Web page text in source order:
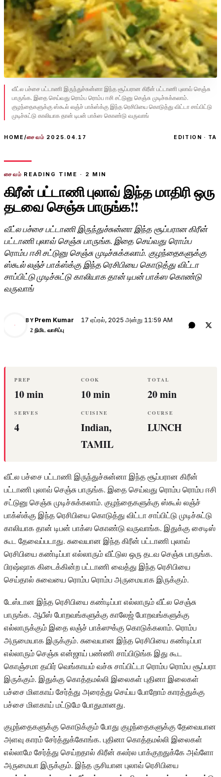
வீட்ல பச்சை பட்டாணி இருந்துச்சுன்னா இந்த சூப்பரான கிரீன் பட்டாணி புலாவ் செஞ்சு
பாருங்க. இதை செய்வது ரொம்ப ரொம்ப ஈசி சட்டுனு செஞ்சு முடிச்சுக்கலாம்.
குழந்தைகளுக்கு ஸ்கூல் லஞ்ச் பாக்ஸ்க்கு இந்த ரெசிபியை கொடுத்து விட்டா சாப்பிட்டு
முடிச்சுட்டு காலியாக தான் டிபன் பாக்ஸ கொண்டு வருவாங்
HOME/சைவம் 2025.04.17 EDITION · TA
சைவம் READING TIME · 2 MIN
கிரீன் பட்டாணி புலாவ் இந்த மாதிரி ஒரு
தடவை செஞ்சு பாருங்க!!
வீட்ல பச்சை பட்டாணி இருந்துச்சுன்னா இந்த சூப்பரான கிரீன்
பட்டாணி புலாவ் செஞ்சு பாருங்க. இதை செய்வது ரொம்ப
ரொம்ப ஈசி சட்டுனு செஞ்சு முடிச்சுக்கலாம். குழந்தைகளுக்கு
ஸ்கூல் லஞ்ச் பாக்ஸ்க்கு இந்த ரெசிபியை கொடுத்து விட்டா
சாப்பிட்டு முடிச்சுட்டு காலியாக தான் டிபன் பாக்ஸ கொண்டு
வருவாங்
PK
BY Prem Kumar 17 ஏப்ரல், 2025 அன்று 11:59 AM
2 நிமிட வாசிப்பு
PREP
10 min
COOK
10 min
TOTAL
20 min
SERVES
4
CUISINE
Indian,
TAMIL
COURSE
LUNCH
வீட்ல பச்சை பட்டாணி இருந்துச்சுன்னா இந்த சூப்பரான கிரீன்
பட்டாணி புலாவ் செஞ்சு பாருங்க. இதை செய்வது ரொம்ப ரொம்ப ஈசி
சட்டுனு செஞ்சு முடிச்சுக்கலாம். குழந்தைகளுக்கு ஸ்கூல் லஞ்ச்
பாக்ஸ்க்கு இந்த ரெசிபியை கொடுத்து விட்டா சாப்பிட்டு முடிச்சுட்டு
காலியாக தான் டிபன் பாக்ஸ கொண்டு வருவாங்க. இதுக்கு சைடிஸ்
கூட தேவைப்படாது. சுவையான இந்த கிரீன் பட்டாணி புலாவ்
ரெசிபியை கண்டிப்பா எல்லாரும் வீட்டுல ஒரு தடவ செஞ்சு பாருங்க.
பிரஷ்ஷாக கிடைக்கின்ற பட்டாணி வைத்து இந்த ரெசிபியை
செய்தால் சுவையை ரொம்ப ரொம்ப அருமையாக இருக்கும்.
டேஸ்டான இந்த ரெசிபியை கண்டிப்பா எல்லாரும் வீட்ல செஞ்சு
பாருங்க. ஆபீஸ் போறவங்களுக்கு காலேஜ் போறவங்களுக்கு
எல்லாருக்கும் இதை லஞ்ச் பாக்ஸுக்கு கொடுக்கலாம். ரொம்ப
அருமையாக இருக்கும். சுவையான இந்த ரெசிபியை கண்டிப்பா
எல்லாரும் செஞ்சு என்ஜாய் பண்ணி சாப்பிடுங்க இது கூட
கொஞ்சமா தயிர் வெங்காயம் வச்சு சாப்பிட்டா ரொம்ப ரொம்ப சூப்பரா
இருக்கும். இதுக்கு கொத்தமல்லி இலைகள் புதினா இலைகள்
பச்சை மிளகாய் சேர்த்து அரைத்து செய்ய போறோம் காரத்துக்கு
பச்சை மிளகாய் மட்டுமே போதுமானது.
குழந்தைகளுக்கு கொடுக்கும் போது குழந்தைகளுக்கு தேவையான
அளவு காரம் சேர்த்துக்கோங்க. புதினா கொத்தமல்லி இலைகள்
எல்லாமே சேர்த்து செய்றதால் கிரீன் கலர்ல பாக்குறதுக்கே அவ்ளோ
அருமையா இருக்கும். இந்த ருசியான புலாவ் ரெசிபியை